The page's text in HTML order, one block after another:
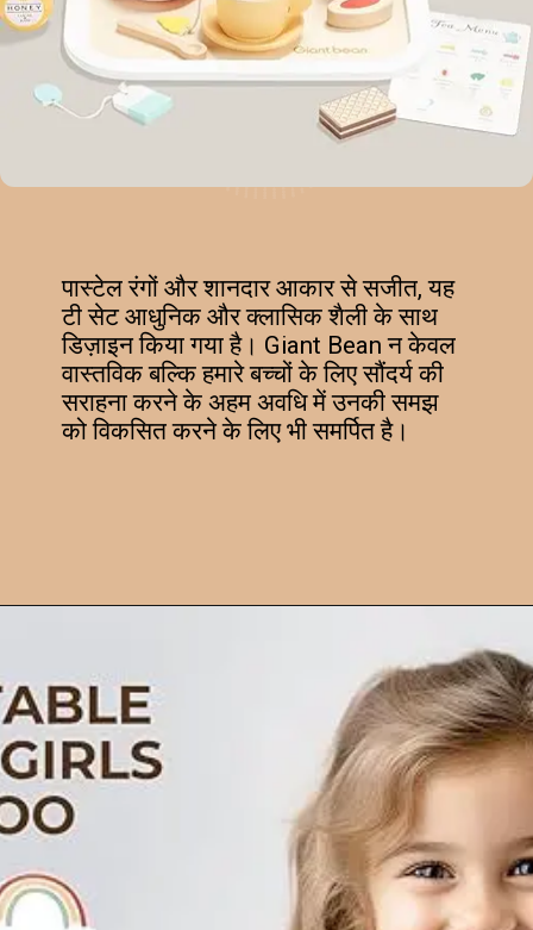
पास्टेल रंगों और शानदार आकार से सजीत, यह
टी सेट आधुनिक और क्लासिक शैली के साथ
डिज़ाइन किया गया है। Giant Bean न केवल
वास्तविक बल्कि हमारे बच्चों के लिए सौंदर्य की
सराहना करने के अहम अवधि में उनकी समझ
को विकसित करने के लिए भी समर्पित है।